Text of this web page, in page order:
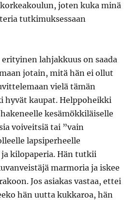
joten kuka minä
tutkimuksessaan
lahjakkuus on saada
jotain, mitä hän ei ollut
vielä tämän
hyvät kaupat. Helppoheikki
kesämökkiläiselle
voiveitsiä tai ”vain
lapsiperheelle
kilopaperia. Hän tutkii
marmoria ja iskee
Jos asiakas vastaa, ettei
hän uutta kukkaroa, hän